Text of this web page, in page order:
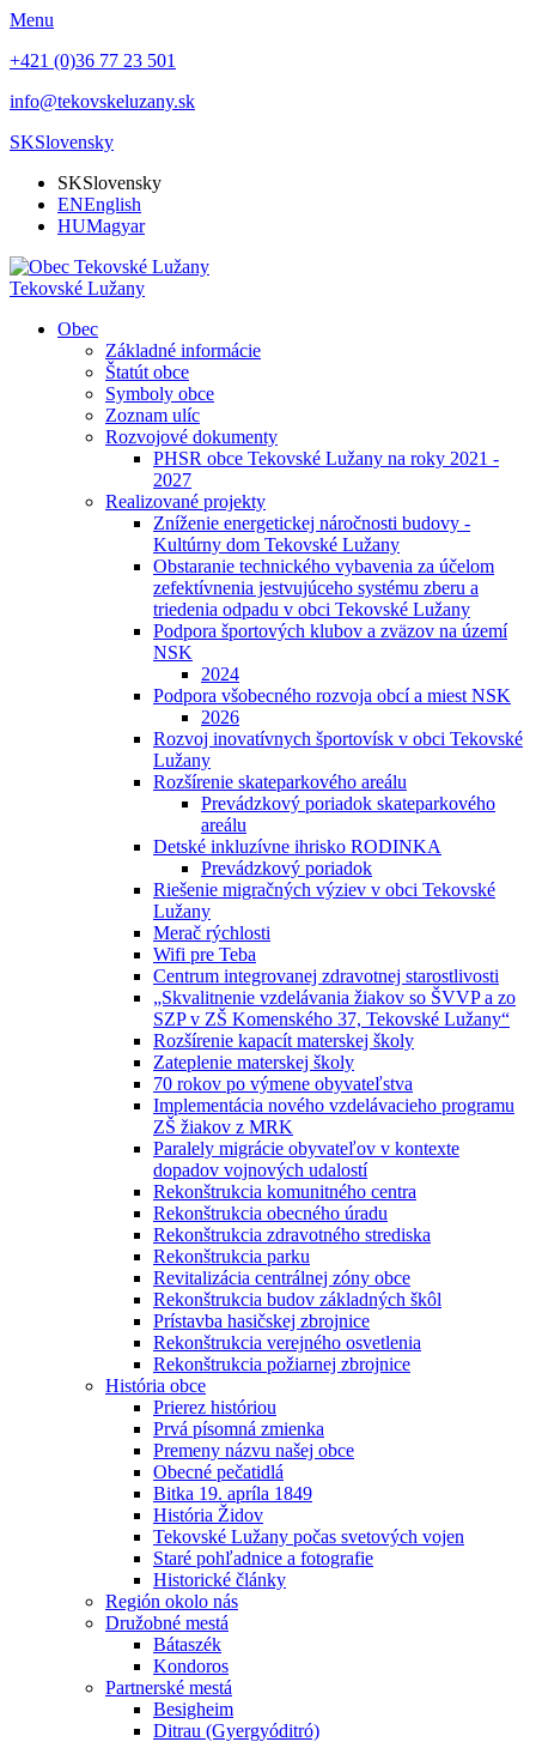
Menu
+421 (0)36 77 23 501
info@tekovskeluzany.sk
SKSlovensky
SKSlovensky
ENEnglish
HUMagyar
Tekovské Lužany
Obec
Základné informácie
Štatút obce
Symboly obce
Zoznam ulíc
Rozvojové dokumenty
PHSR obce Tekovské Lužany na roky 2021 -
2027
Realizované projekty
Zníženie energetickej náročnosti budovy -
Kultúrny dom Tekovské Lužany
Obstaranie technického vybavenia za účelom
zefektívnenia jestvujúceho systému zberu a
triedenia odpadu v obci Tekovské Lužany
Podpora športových klubov a zväzov na území
NSK
2024
Podpora všobecného rozvoja obcí a miest NSK
2026
Rozvoj inovatívnych športovísk v obci Tekovské
Lužany
Rozšírenie skateparkového areálu
Prevádzkový poriadok skateparkového
areálu
Detské inkluzívne ihrisko RODINKA
Prevádzkový poriadok
Riešenie migračných výziev v obci Tekovské
Lužany
Merač rýchlosti
Wifi pre Teba
Centrum integrovanej zdravotnej starostlivosti
„Skvalitnenie vzdelávania žiakov so ŠVVP a zo
SZP v ZŠ Komenského 37, Tekovské Lužany“
Rozšírenie kapacít materskej školy
Zateplenie materskej školy
70 rokov po výmene obyvateľstva
Implementácia nového vzdelávacieho programu
ZŠ žiakov z MRK
Paralely migrácie obyvateľov v kontexte
dopadov vojnových udalostí
Rekonštrukcia komunitného centra
Rekonštrukcia obecného úradu
Rekonštrukcia zdravotného strediska
Rekonštrukcia parku
Revitalizácia centrálnej zóny obce
Rekonštrukcia budov základných škôl
Prístavba hasičskej zbrojnice
Rekonštrukcia verejného osvetlenia
Rekonštrukcia požiarnej zbrojnice
História obce
Prierez históriou
Prvá písomná zmienka
Premeny názvu našej obce
Obecné pečatidlá
Bitka 19. apríla 1849
História Židov
Tekovské Lužany počas svetových vojen
Staré pohľadnice a fotografie
Historické články
Región okolo nás
Družobné mestá
Bátaszék
Kondoros
Partnerské mestá
Besigheim
Ditrau (Gyergyóditró)